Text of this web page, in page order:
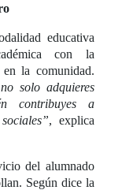
educativa
con la
en la comunidad.
solo adquieres
contribuyes a
, explica
del alumnado
Según dice la